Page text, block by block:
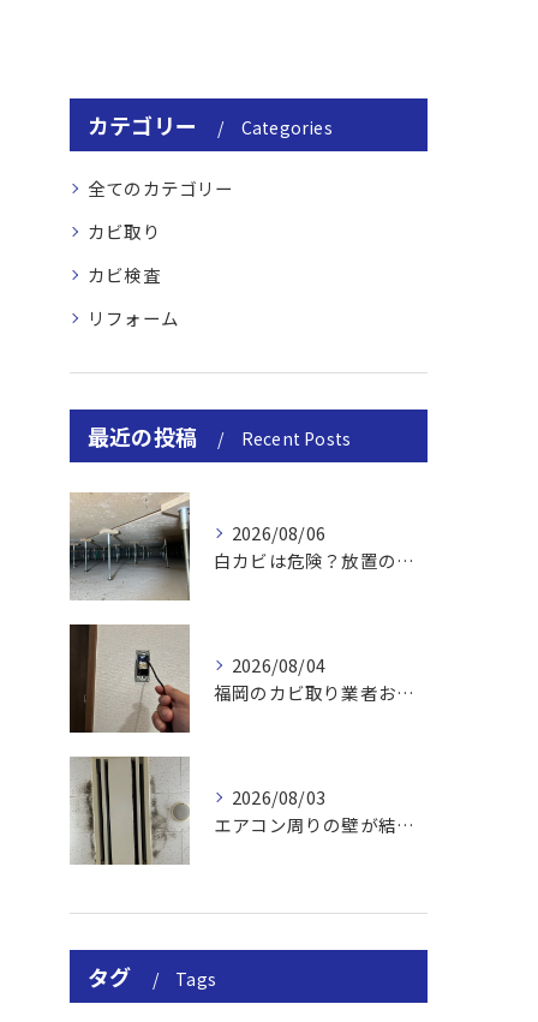
カテゴリー Categories
全てのカテゴリー
カビ取り
カビ検査
リフォーム
最近の投稿 Recent Posts
2026/08/06
白カビは危険？放置のリスクと取り方
2026/08/04
福岡のカビ取り業者おすすめの選び方と費用
2026/08/03
エアコン周りの壁が結露しやすい理由
タグ Tags